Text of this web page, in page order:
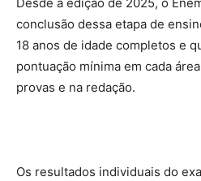
Desde a edição de 2025, o
conclusão dessa etapa de
18 anos de idade completos e
pontuação mínima em cada
provas e na redação.
Os resultados individuais do